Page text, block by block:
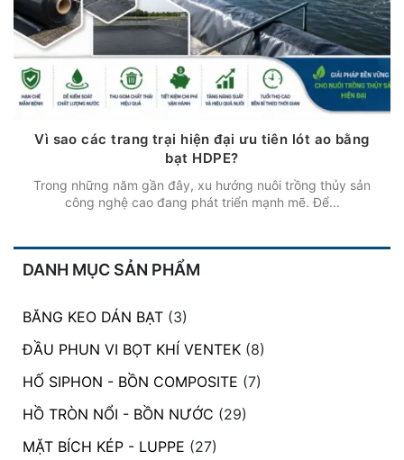
Vì sao các trang trại hiện đại ưu tiên lót ao bằng
bạt HDPE?
Trong những năm gần đây, xu hướng nuôi trồng thủy sản
công nghệ cao đang phát triển mạnh mẽ. Để...
DANH MỤC SẢN PHẨM
BĂNG KEO DÁN BẠT (3)
ĐẦU PHUN VI BỌT KHÍ VENTEK (8)
HỐ SIPHON - BỒN COMPOSITE (7)
HỒ TRÒN NỔI - BỒN NƯỚC (29)
MẶT BÍCH KÉP - LUPPE (27)